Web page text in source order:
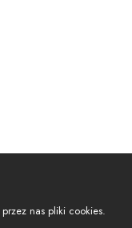
nas pliki cookies.